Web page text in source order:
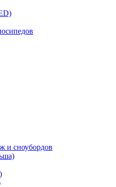
и сноубордов